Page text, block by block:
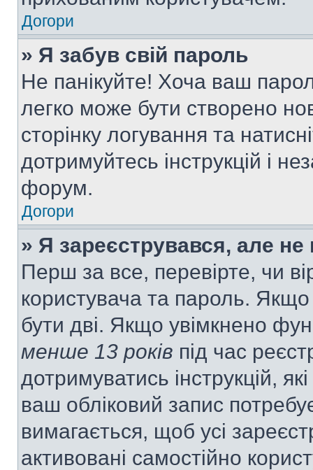
Догори
» Я забув свій пароль
Не панікуйте! Хоча ваш
легко може бути створено
сторінку логування та
дотримуйтесь інструкцій і
форум.
Догори
» Я зареєструвався, але
Перш за все, перевірте, чи
користувача та пароль.
бути дві. Якщо увімкнено
менше 13 років під час
дотримуватись інструкцій,
ваш обліковий запис
вимагається, щоб усі
активовані самостійно